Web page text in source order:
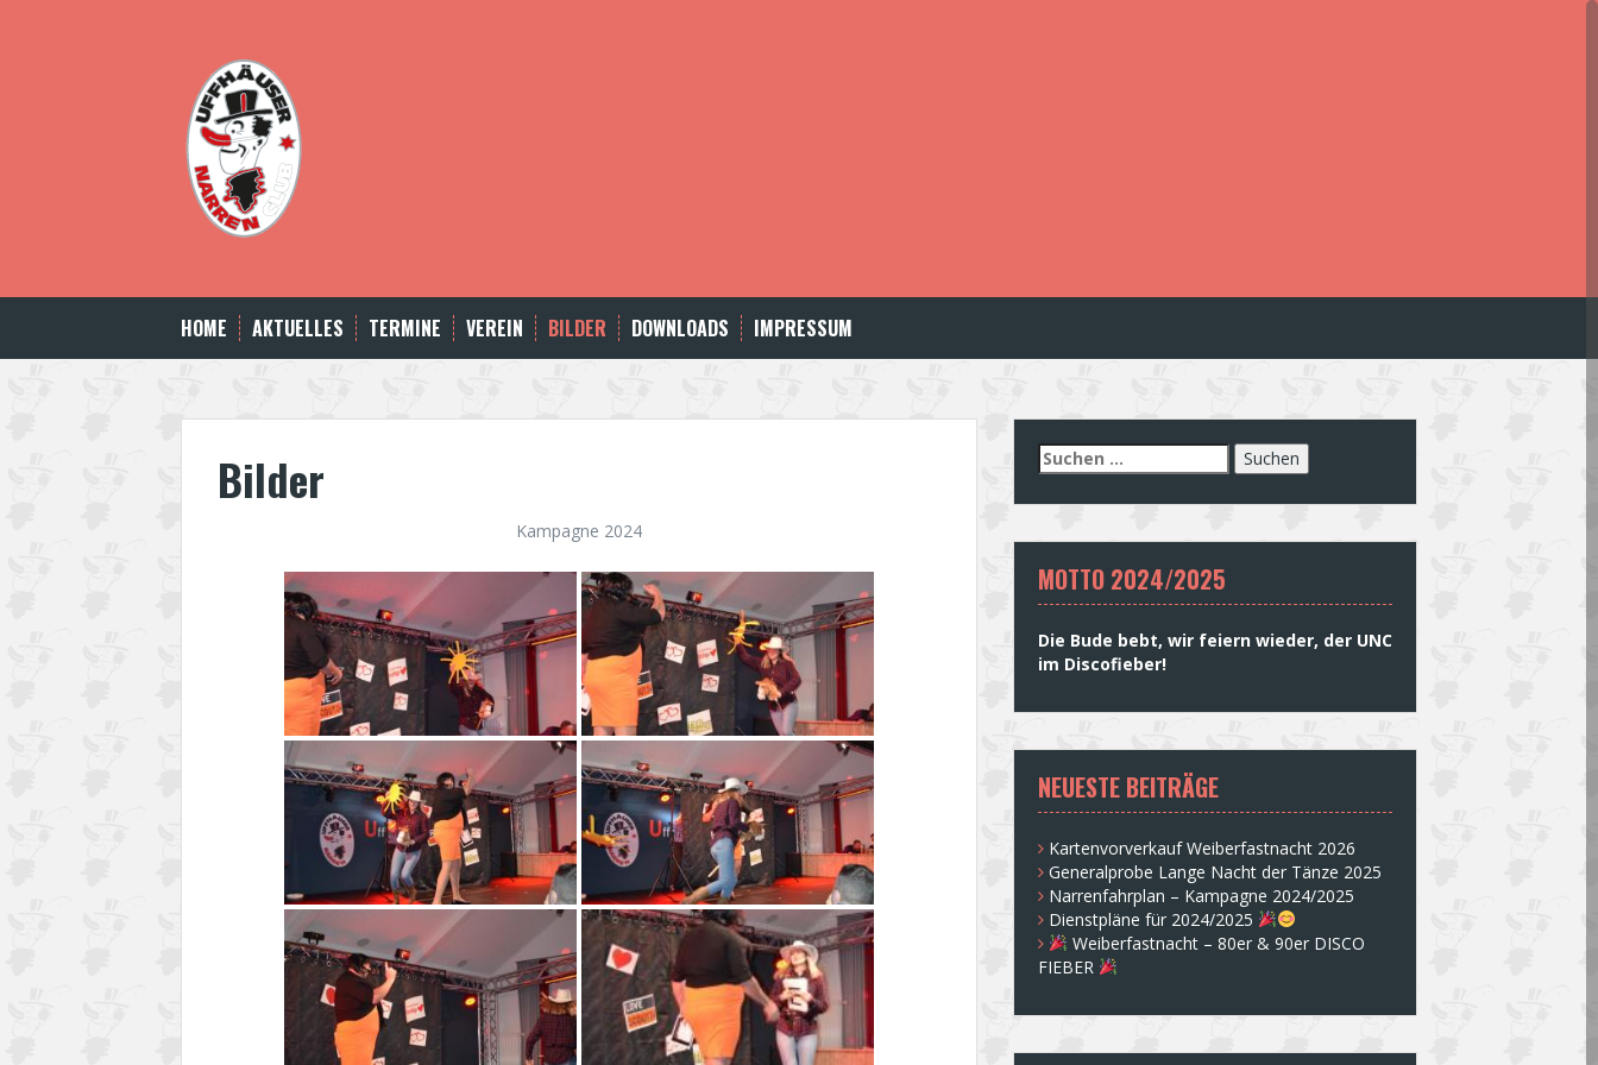
HOME AKTUELLES TERMINE VEREIN BILDER DOWNLOADS IMPRESSUM
Bilder
Kampagne 2024
Suchen
nach:
MOTTO 2024/2025
Die Bude bebt, wir feiern wieder, der UNC
im Discofieber!
NEUESTE BEITRÄGE
Kartenvorverkauf Weiberfastnacht 2026
Generalprobe Lange Nacht der Tänze 2025
Narrenfahrplan – Kampagne 2024/2025
Dienstpläne für 2024/2025
Weiberfastnacht – 80er & 90er DISCO
FIEBER